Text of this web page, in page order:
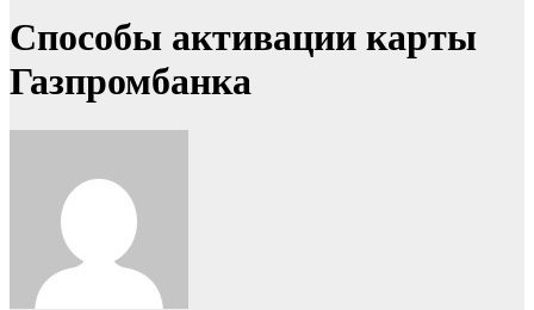
Способы активации карты
Газпромбанка